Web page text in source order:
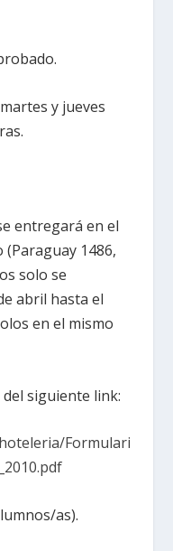
y jueves
entregará en el
1486,
solo se
abril hasta el
en el mismo
siguiente link:
Formulari
as).